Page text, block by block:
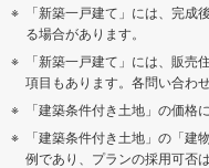
「新築一戸建て」には、完
る場合があります。
「新築一戸建て」には、販
項目もあります。各問い合わ
「建築条件付き土地」の価格
「建築条件付き土地」の「
例であり、プランの採用可否は